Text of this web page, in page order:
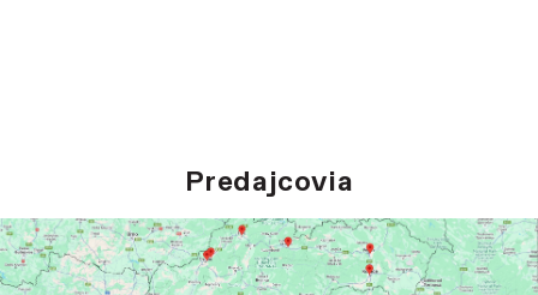
Predajcovia